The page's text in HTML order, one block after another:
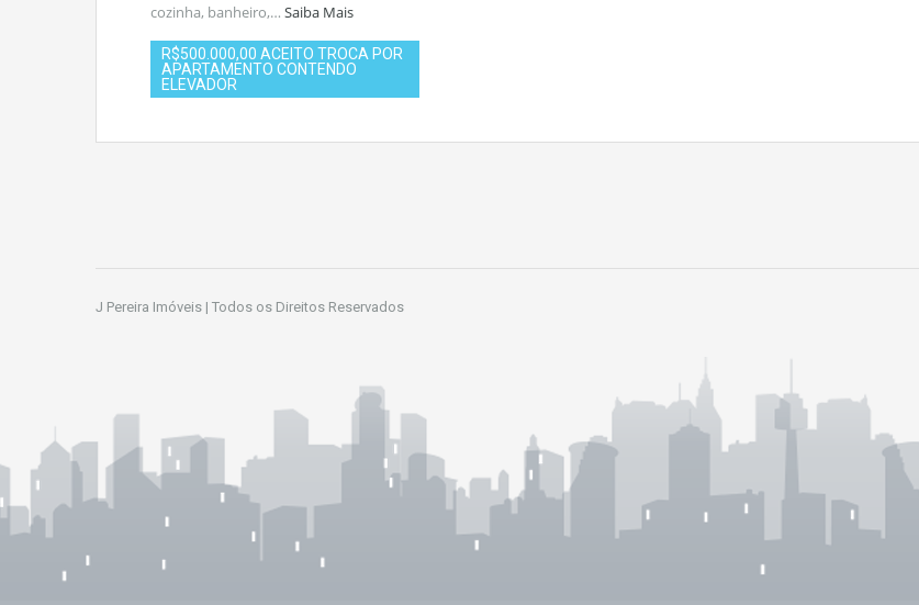
cozinha, banheiro,… Saiba Mais
R$500.000,00 ACEITO TROCA POR
APARTAMENTO CONTENDO
ELEVADOR
J Pereira Imóveis | Todos os Direitos Reservados